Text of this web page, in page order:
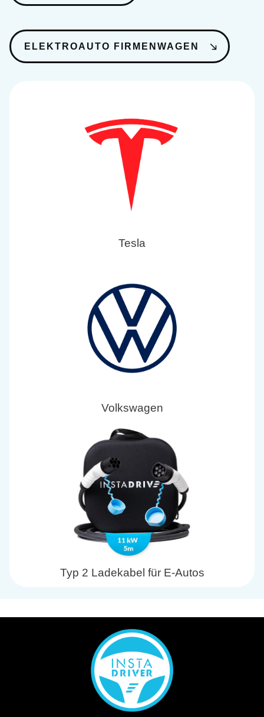
ELEKTROAUTO FIRMENWAGEN
Tesla
Volkswagen
Typ 2 Ladekabel für E-Autos